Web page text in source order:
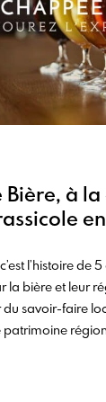
Bière, à
l’histoire
la bière et leur
savoir-faire
patrimoine